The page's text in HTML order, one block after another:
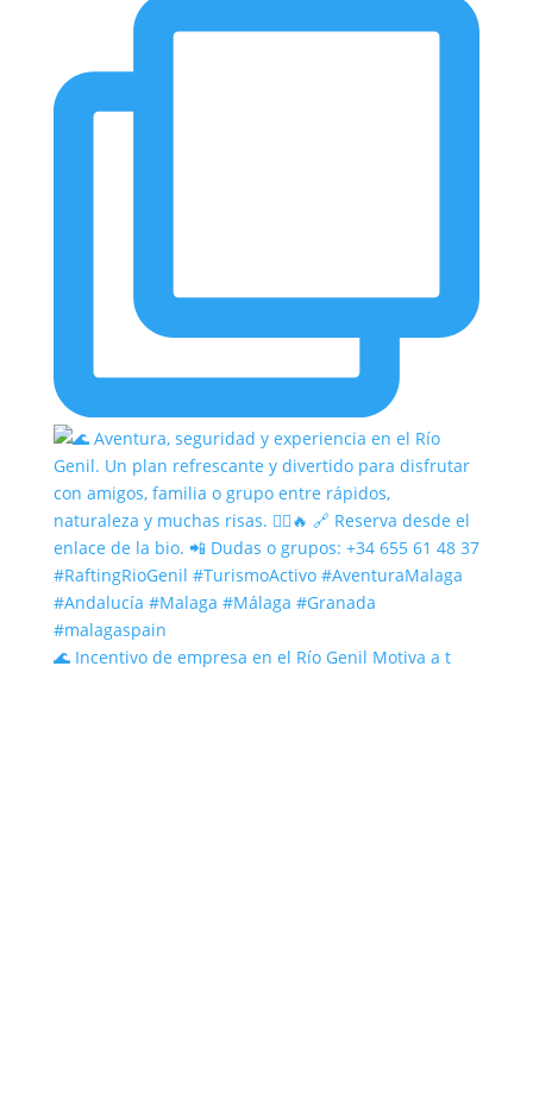
🌊 Incentivo de empresa en el Río Genil Motiva a t